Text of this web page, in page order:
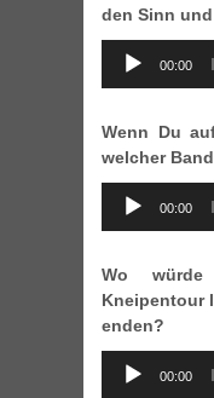
den Sinn
Audio
Player
00:00
Wenn Du
welcher
Audio
Player
00:00
Wo
Kneipentour
enden?
Audio
Player
00:00